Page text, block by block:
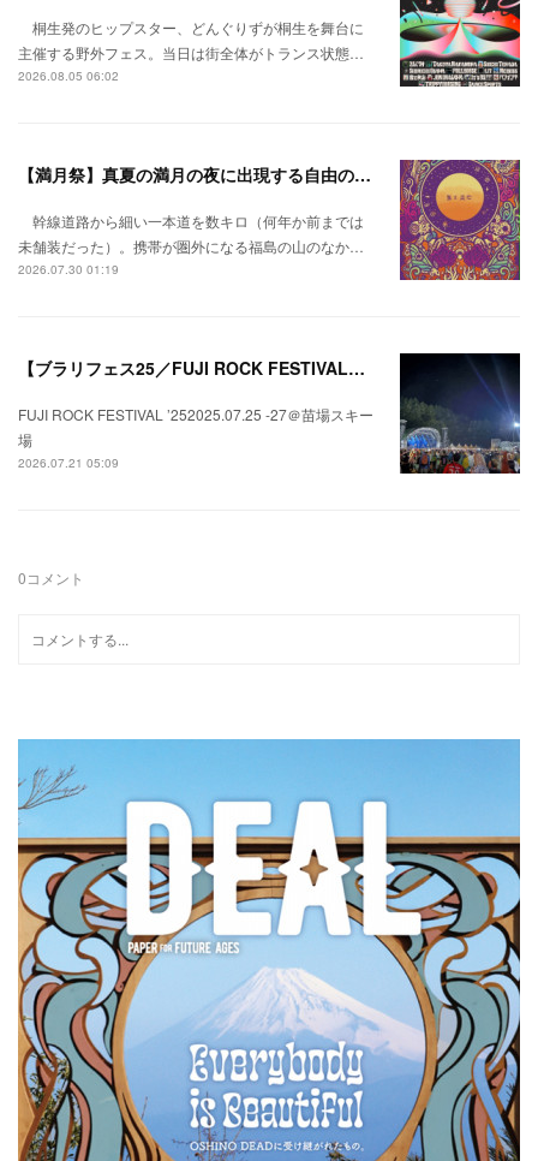
桐生発のヒップスター、どんぐりずが桐生を舞台に
主催する野外フェス。当日は街全体がトランス状態…
2026.08.05 06:02
【満月祭】真夏の満月の夜に出現する自由の桃源郷。
幹線道路から細い一本道を数キロ（何年か前までは
未舗装だった）。携帯が圏外になる福島の山のなか…
2026.07.30 01:19
【ブラリフェス25／FUJI ROCK FESTIVAL】日本の夏にはフジロックが欠かせない。
FUJI ROCK FESTIVAL ’252025.07.25 -27＠苗場スキー
場
2026.07.21 05:09
0コメント